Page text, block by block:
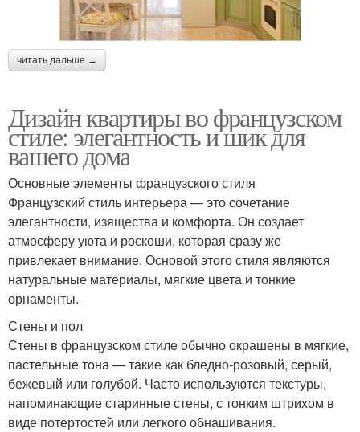
читать дальше →
Дизайн квартиры во французском
стиле: элегантность и шик для
вашего дома
Основные элементы французского стиля
Французский стиль интерьера — это сочетание
элегантности, изящества и комфорта. Он создает
атмосферу уюта и роскоши, которая сразу же
привлекает внимание. Основой этого стиля являются
натуральные материалы, мягкие цвета и тонкие
орнаменты.
Стены и пол
Стены в французском стиле обычно окрашены в мягкие,
пастельные тона — такие как бледно-розовый, серый,
бежевый или голубой. Часто используются текстуры,
напоминающие старинные стены, с тонким штрихом в
виде потертостей или легкого обнашивания.